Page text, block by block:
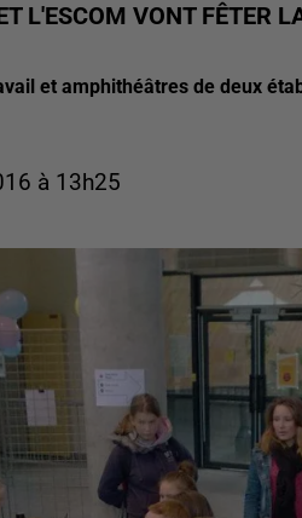
L'ESCOM VONT FÊTER
et amphithéâtres de deux
à 13h25